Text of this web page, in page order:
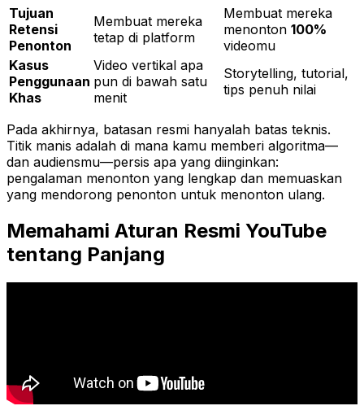
Tujuan
Retensi
Penonton
Membuat mereka
tetap di platform
Membuat mereka
menonton 100%
videomu
Kasus
Penggunaan
Khas
Video vertikal apa
pun di bawah satu
menit
Storytelling, tutorial,
tips penuh nilai
Pada akhirnya, batasan resmi hanyalah batas teknis.
Titik manis adalah di mana kamu memberi algoritma—
dan audiensmu—persis apa yang diinginkan:
pengalaman menonton yang lengkap dan memuaskan
yang mendorong penonton untuk menonton ulang.
Memahami Aturan Resmi YouTube
tentang Panjang